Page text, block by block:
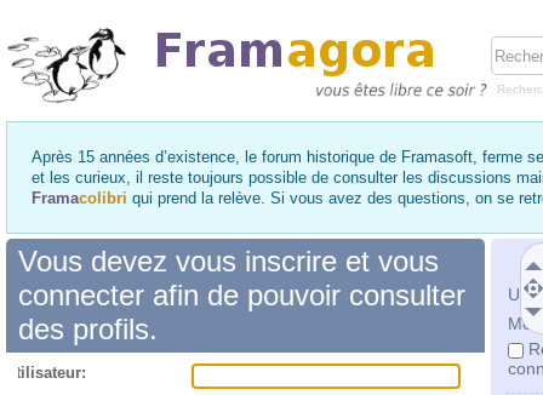
Après 15 années d’existence, le forum historique de Framasoft, ferme
et les curieux, il reste toujours possible de consulter les discussions
Framacolibri qui prend la relève. Si vous avez des questions, on se
Mot
Vous devez vous inscrire et vous
connecter afin de pouvoir consulter
des profils.